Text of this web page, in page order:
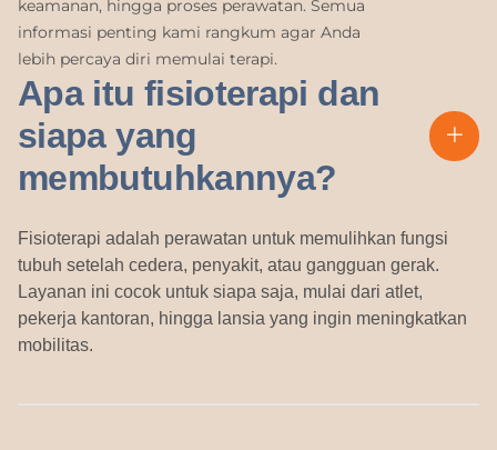
keamanan, hingga proses perawatan. Semua
informasi penting kami rangkum agar Anda
lebih percaya diri memulai terapi.
Apa itu fisioterapi dan
siapa yang
membutuhkannya?
Fisioterapi adalah perawatan untuk memulihkan fungsi
tubuh setelah cedera, penyakit, atau gangguan gerak.
Layanan ini cocok untuk siapa saja, mulai dari atlet,
pekerja kantoran, hingga lansia yang ingin meningkatkan
mobilitas.